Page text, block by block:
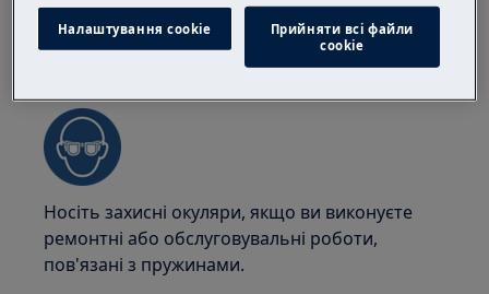
РИЗИК ТРАВМУВАННЯ ОЧЕЙ
Носіть захисні окуляри, якщо ви виконуєте
ремонтні або обслуговувальні роботи,
пов'язані з пружинами.
Налаштування cookie
Прийняти всі файли
сookie